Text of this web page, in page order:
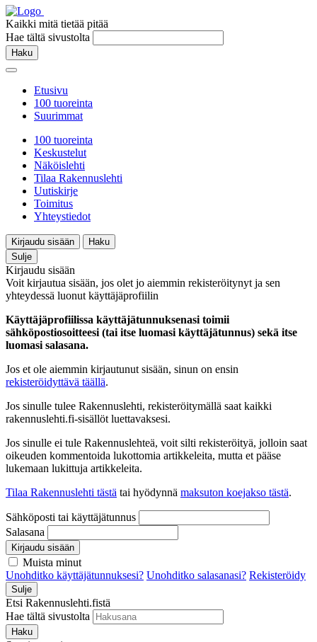
Kaikki mitä tietää pitää
Hae tältä sivustolta
Haku
Etusivu
100 tuoreinta
Suurimmat
100 tuoreinta
Keskustelut
Näköislehti
Tilaa Rakennuslehti
Uutiskirje
Toimitus
Yhteystiedot
Kirjaudu sisään
Haku
Sulje
Kirjaudu sisään
Voit kirjautua sisään, jos olet jo aiemmin rekisteröitynyt ja sen
yhteydessä luonut käyttäjäprofiilin
Käyttäjäprofiilissa käyttäjätunnuksenasi toimii
sähköpostiosoitteesi (tai itse luomasi käyttäjätunnus) sekä itse
luomasi salasana.
Jos et ole aiemmin kirjautunut sisään, sinun on ensin
rekisteröidyttävä täällä.
Jos sinulle tulee Rakennuslehti, rekisteröitymällä saat kaikki
rakennuslehti.fi-sisällöt luettavaksesi.
Jos sinulle ei tule Rakennuslehteä, voit silti rekisteröityä, jolloin saat
oikeuden kommentoida lukottomia artikkeleita, mutta et pääse
lukemaan lukittuja artikkeleita.
Tilaa Rakennuslehti tästä tai hyödynnä maksuton koejakso tästä.
Sähköposti tai käyttäjätunnus
Salasana
Kirjaudu sisään
Muista minut
Unohditko käyttäjätunnuksesi? Unohditko salasanasi? Rekisteröidy
Sulje
Etsi Rakennuslehti.fistä
Hae tältä sivustolta
Haku